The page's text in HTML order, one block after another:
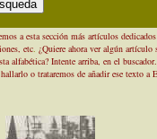
a esta sección más artículos
etc. ¿Quiere ahora ver algún artículo
alfabética? Intente arriba, en el
o trataremos de añadir ese texto a